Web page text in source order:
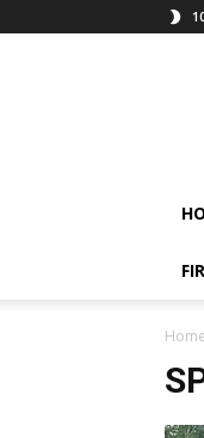
Home